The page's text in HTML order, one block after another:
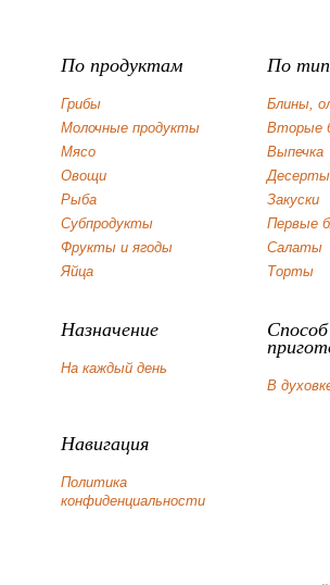
По продуктам
Грибы
Молочные продукты
Мясо
Овощи
Рыба
Субпродукты
Фрукты и ягоды
Яйца
По
Блины,
Вторые
Выпечка
Десерты
Закуски
Первые
Салаты
Торты
Назначение
На каждый день
Способ
В
Навигация
Политика
конфиденциальности